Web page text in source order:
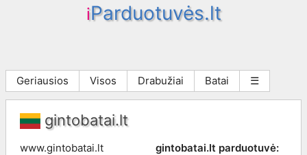
iParduotuvės.lt
Geriausios Visos Drabužiai Batai ☰
gintobatai.lt
gintobatai.lt parduotuvė:
www.gintobatai.lt